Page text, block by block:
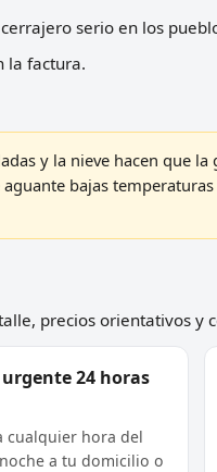
serio en los
la factura.
y la nieve hacen que
bajas
precios orientativos y
24 horas
cualquier hora del
a tu domicilio o